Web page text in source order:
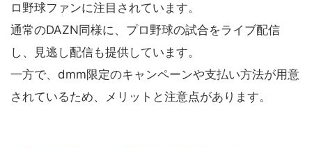
ロ野球ファンに注目されています。
通常のDAZN同様に、プロ野球の試合をライブ配信
し、見逃し配信も提供しています。
一方で、dmm限定のキャンペーンや支払い方法が用意
されているため、メリットと注意点があります。